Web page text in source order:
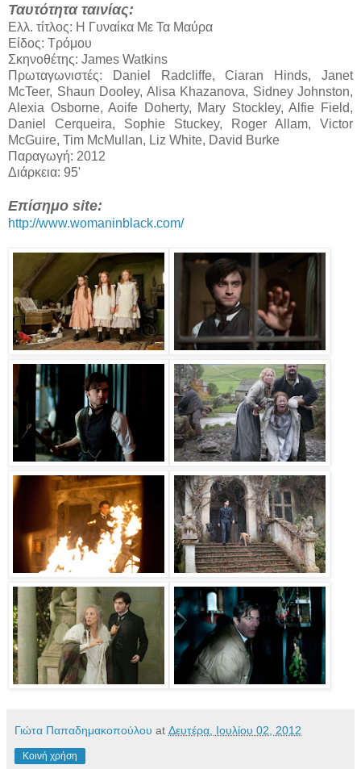
Ταυτότητα ταινίας:
Ελλ. τίτλος: Η Γυναίκα Με Τα Μαύρα
Είδος: Τρόμου
Σκηνοθέτης: James Watkins
Πρωταγωνιστές: Daniel Radcliffe, Ciaran Hinds, Janet
McTeer, Shaun Dooley, Alisa Khazanova, Sidney Johnston,
Alexia Osborne, Aoife Doherty, Mary Stockley, Alfie Field,
Daniel Cerqueira, Sophie Stuckey, Roger Allam, Victor
McGuire, Tim McMullan, Liz White, David Burke
Παραγωγή: 2012
Διάρκεια: 95'
Επίσημο site:
http://www.womaninblack.com/
Γιώτα Παπαδημακοπούλου at Δευτέρα, Ιουλίου 02, 2012
Κοινή χρήση